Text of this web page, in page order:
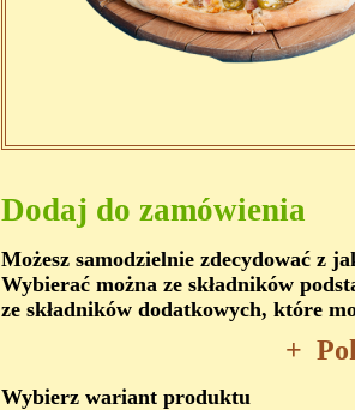
Dodaj do zamówienia
Możesz samodzielnie zdecydować z
Wybierać można ze składników
ze składników dodatkowych, które
+
Wybierz wariant produktu